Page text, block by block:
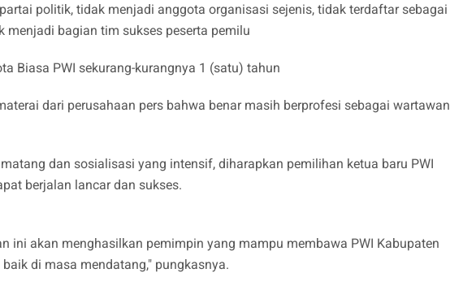
politik, tidak menjadi anggota organisasi sejenis, tidak terdaftar sebagai
menjadi bagian tim sukses peserta pemilu
Biasa PWI sekurang-kurangnya 1 (satu) tahun
dari perusahaan pers bahwa benar masih berprofesi sebagai wartawan
dan sosialisasi yang intensif, diharapkan pemilihan ketua baru PWI
berjalan lancar dan sukses.
ini akan menghasilkan pemimpin yang mampu membawa PWI Kabupaten
di masa mendatang," pungkasnya.